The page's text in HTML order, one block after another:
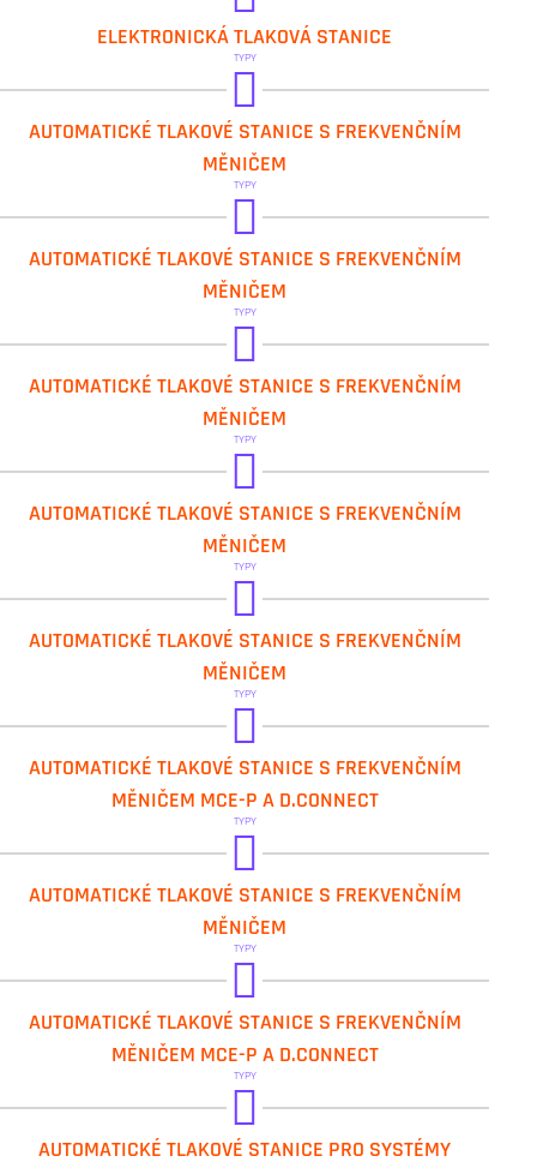
ELEKTRONICKÁ TLAKOVÁ STANICE
TYPY
DAB.3 ESYDOCK MAX
DAB.ESYBOX MAX
DAB.ESYDOCK MAX
AUTOMATICKÉ TLAKOVÉ STANICE S FREKVENČNÍM
MĚNIČEM
TYPY
AUTOMATICKÉ TLAKOVÉ STANICE S FREKVENČNÍM
MĚNIČEM
TYPY
DAB.ESYTWIN
DAB.ESYTWIN MINI
AUTOMATICKÉ TLAKOVÉ STANICE S FREKVENČNÍM
MĚNIČEM
TYPY
DAB.3 KVC AD
AUTOMATICKÉ TLAKOVÉ STANICE S FREKVENČNÍM
MĚNIČEM
TYPY
DAB.2 EUROINOX AD
DAB.2 JET AD
AUTOMATICKÉ TLAKOVÉ STANICE S FREKVENČNÍM
MĚNIČEM
TYPY
DAB.3 KVCXE
AUTOMATICKÉ TLAKOVÉ STANICE S FREKVENČNÍM
MĚNIČEM MCE-P A D.CONNECT
TYPY
DAB.3 NKVE MCE/P
DAB.4 NKVE MCE/P
AUTOMATICKÉ TLAKOVÉ STANICE S FREKVENČNÍM
MĚNIČEM
TYPY
DAB.3 NKVE
AUTOMATICKÉ TLAKOVÉ STANICE S FREKVENČNÍM
MĚNIČEM MCE-P A D.CONNECT
TYPY
AUTOMATICKÉ TLAKOVÉ STANICE PRO SYSTÉMY